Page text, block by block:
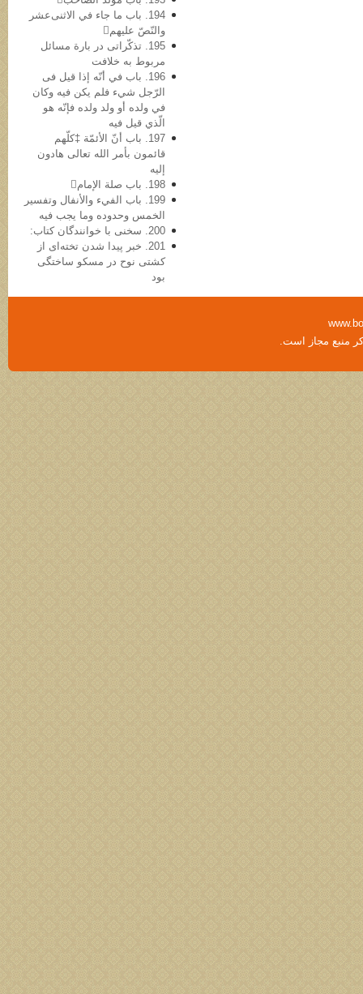
194. باب ما جاء في الاثنی‌عشر
والنّصّ علیهم
195. تذکّراتی در بارة مسائل
مربوط به خلافت
196. باب في أنّه إذا قیل فی
الرّجل شيء فلم یکن فیه وکان
في ولده أو ولد ولده فإنّه هو
الّذي قیل فیه
197. باب أنّ الأئمّة ‡کلّهم
قائمون بأمر الله تعالی هادون
إلیه
198. باب صلة الإمام
199. باب الفيء والأنفال وتفسیر
الخمس وحدوده وما یجب فیه
200. سخنی با خوانندگان کتاب:
201. خبر پیدا شدن تخته‌ای از
کشتی نوح در مسکو ساختگی
بود
منبع مجاز است.